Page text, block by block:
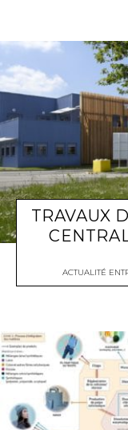
TRAVAUX
ACTUALITÉ